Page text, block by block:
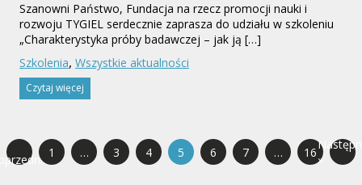
Szanowni Państwo, Fundacja na rzecz promocji nauki i
rozwoju TYGIEL serdecznie zaprasza do udziału w szkoleniu
„Charakterystyka próby badawczej – jak ją […]
Szkolenia, Wszystkie aktualności
Czytaj więcej
1 … 3 4 5 6 7 … 16»